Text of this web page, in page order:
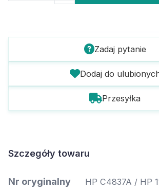
Zadaj pytanie
Dodaj do
Przesyłka
Szczegóły towaru
Nr oryginalny HP C4837A / HP